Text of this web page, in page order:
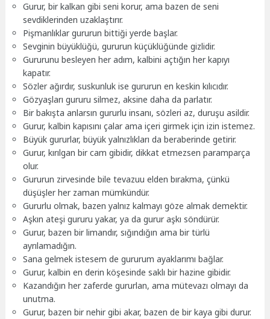
Gurur, bir kalkan gibi seni korur, ama bazen de seni
sevdiklerinden uzaklaştırır.
Pişmanlıklar gururun bittiği yerde başlar.
Sevginin büyüklüğü, gururun küçüklüğünde gizlidir.
Gururunu besleyen her adım, kalbini açtığın her kapıyı
kapatır.
Sözler ağırdır, suskunluk ise gururun en keskin kılıcıdır.
Gözyaşları gururu silmez, aksine daha da parlatır.
Bir bakışta anlarsın gururlu insanı, sözleri az, duruşu asildir.
Gurur, kalbin kapısını çalar ama içeri girmek için izin istemez.
Büyük gururlar, büyük yalnızlıkları da beraberinde getirir.
Gurur, kırılgan bir cam gibidir, dikkat etmezsen paramparça
olur.
Gururun zirvesinde bile tevazuu elden bırakma, çünkü
düşüşler her zaman mümkündür.
Gururlu olmak, bazen yalnız kalmayı göze almak demektir.
Aşkın ateşi gururu yakar, ya da gurur aşkı söndürür.
Gurur, bazen bir limandır, sığındığın ama bir türlü
ayrılamadığın.
Sana gelmek istesem de gururum ayaklarımı bağlar.
Gurur, kalbin en derin köşesinde saklı bir hazine gibidir.
Kazandığın her zaferde gururlan, ama mütevazı olmayı da
unutma.
Gurur, bazen bir nehir gibi akar, bazen de bir kaya gibi durur.